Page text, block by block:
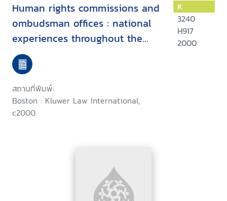
Human rights commissions and
ombudsman offices : national
experiences throughout the
world
สถานที่พิมพ์:
Boston : Kluwer Law International,
c2000.
K
3240
H917
2000